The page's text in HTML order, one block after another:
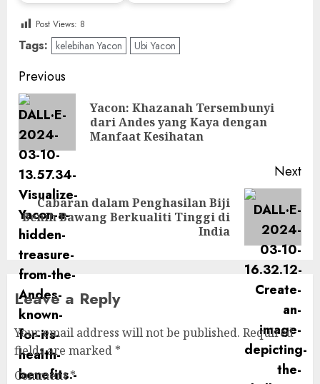
Post Views: 8
Tags: kelebihan Yacon Ubi Yacon
Post
navigation
Previous
Yacon: Khazanah Tersembunyi
dari Andes yang Kaya dengan
Manfaat Kesihatan
Next
Next
post:
Cabaran dalam Penghasilan Biji
Benih Bawang Berkualiti Tinggi di
India
Leave a Reply
Your email address will not be published. Required
fields are marked *
Comment*